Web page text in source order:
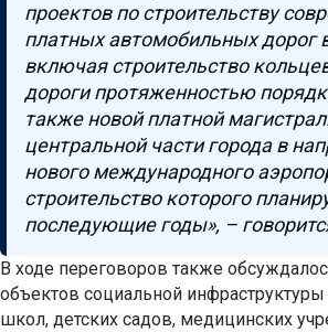
проектов по строительству
платных автомобильных дорог
включая строительство
дороги протяженностью
также новой платной
центральной части города в
нового международного
строительство которого
последующие годы», –
В ходе переговоров также
объектов социальной
школ, детских садов, медицинских